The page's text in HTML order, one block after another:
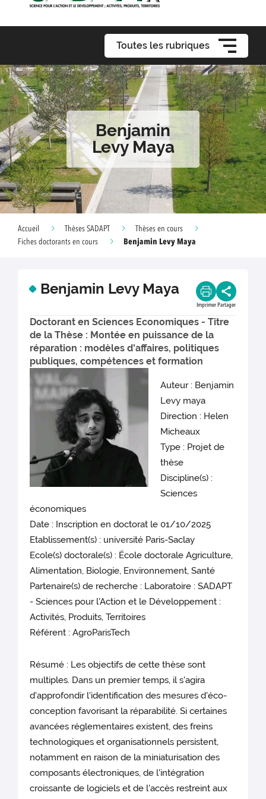
Toutes les rubriques
Benjamin
Levy Maya
Accueil Thèses SADAPT
Thèses en cours
Fiches doctorants en cours
Benjamin Levy Maya
Benjamin Levy Maya
Imprimer Partager
Doctorant en Sciences Economiques - Titre
de la Thèse : Montée en puissance de la
réparation : modèles d'affaires, politiques
publiques, compétences et formation
Auteur : Benjamin
Levy maya
Direction : Helen
Micheaux
Type : Projet de
thèse
Discipline(s) :
Sciences
économiques
Date : Inscription en doctorat le 01/10/2025
Etablissement(s) : université Paris-Saclay
Ecole(s) doctorale(s) : École doctorale Agriculture,
Alimentation, Biologie, Environnement, Santé
Partenaire(s) de recherche : Laboratoire : SADAPT
- Sciences pour l'Action et le Développement :
Activités, Produits, Territoires
Référent : AgroParisTech
Résumé : Les objectifs de cette thèse sont
multiples. Dans un premier temps, il s'agira
d'approfondir l'identification des mesures d'éco-
conception favorisant la réparabilité. Si certaines
avancées réglementaires existent, des freins
technologiques et organisationnels persistent,
notamment en raison de la miniaturisation des
composants électroniques, de l'intégration
croissante de logiciels et de l'accès restreint aux